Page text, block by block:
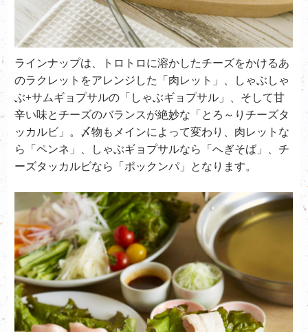
ラインナップは、トロトロに溶かしたチーズをかけるあ
のラクレットをアレンジした「肉レット」、しゃぶしゃ
ぶ+サムギョプサルの「しゃぶギョプサル」、そして甘
辛い味とチーズのバランスが絶妙な「とろ～りチーズタ
ッカルビ」。〆物もメインによって変わり、肉レットな
ら「ペンネ」、しゃぶギョプサルなら「へぎそば」、チ
ーズタッカルビなら「ポックンパ」となります。